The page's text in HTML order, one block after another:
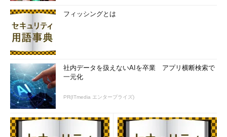
フィッシングとは
社内データを扱えないAIを卒業 アプリ横断検索で
一元化
PR(ITmedia エンタープライズ)